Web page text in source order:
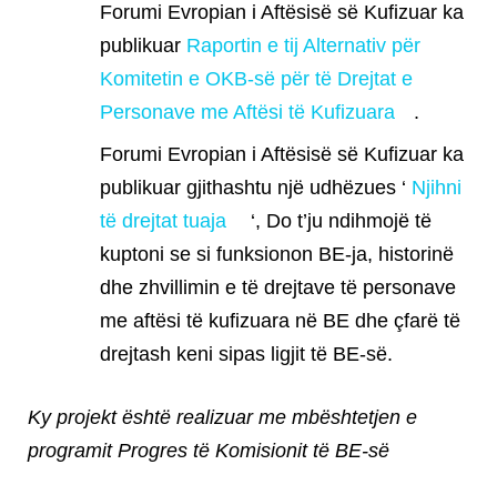
Forumi Evropian i Aftësisë së Kufizuar ka
publikuar Raportin e tij Alternativ për
Komitetin e OKB-së për të Drejtat e
Personave me Aftësi të Kufizuara
.
Forumi Evropian i Aftësisë së Kufizuar ka
publikuar gjithashtu një udhëzues ‘ Njihni
të drejtat tuaja
‘, Do t’ju ndihmojë të
kuptoni se si funksionon BE-ja, historinë
dhe zhvillimin e të drejtave të personave
me aftësi të kufizuara në BE dhe çfarë të
drejtash keni sipas ligjit të BE-së.
Ky projekt është realizuar me mbështetjen e
programit Progres të Komisionit të BE-së